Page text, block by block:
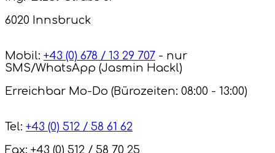
6020 Innsbruck
Mobil: +43 (0) 678 / 13 29 707 - nur
SMS/WhatsApp (Jasmin Hackl)
Erreichbar Mo-Do (Bürozeiten: 08:00 - 13:00)
Tel: +43 (0) 512 / 58 61 62
Fax: +43 (0) 512 / 58 70 25